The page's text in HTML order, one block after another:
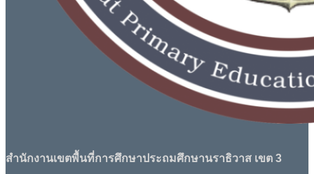
สำนักงานเขตพื้นที่การศึกษาประถมศึกษานราธิวาส เขต 3